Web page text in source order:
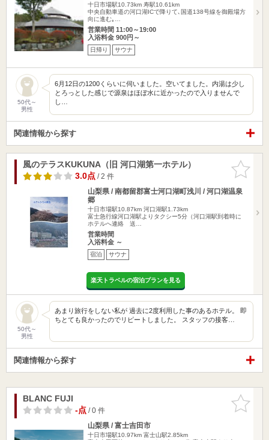
十日市場駅10.73km 寿駅10.61km
中央自動車道の河口湖ICで降りて､国道138号線を御殿場方
向に進む｡…
営業時間 11:00～19:00
入浴料金 900円～
日帰り サウナ
50代～
男性
6月12日の1200くらいに伺いました。空いてました。内湯は少し
とろっとした感じで源泉はほぼ水に近かったので入りませんで
し…
関連情報から探す
お気に入
りに追加
風のテラスKUKUNA（旧 河口湖第一ホテル）
3.0点/ 2 件
山梨県 / 南都留郡富士河口湖町浅川 / 河口湖温泉
郷
十日市場駅10.87km 河口湖駅1.73km
富士急行線河口湖駅よりタクシー5分（河口湖駅到着時に
ホテルへ連絡 送…
営業時間
入浴料金 ～
宿泊 サウナ
楽天トラベルの宿泊プランを見る
50代～
男性
あまり旅行をしない私が 過去に2度利用した事のあるホテル。 即
ちとても良かったのでリピートしました。 スタッフの接客…
関連情報から探す
お気に入
りに追加
BLANC FUJI
-点/ 0 件
山梨県 / 富士吉田市
十日市場駅10.97km 富士山駅2.85km